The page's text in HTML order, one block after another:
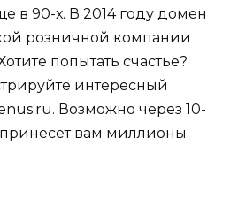
в 90-х. В 2014 году домен
розничной компании
попытать счастье?
интересный
Возможно через 10-
вам миллионы.